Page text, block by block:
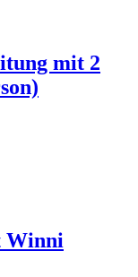
mit 2
Winni